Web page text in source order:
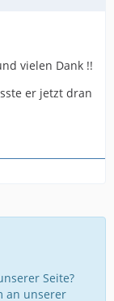
vielen Dank !!
er jetzt dran
Seite?
an unserer